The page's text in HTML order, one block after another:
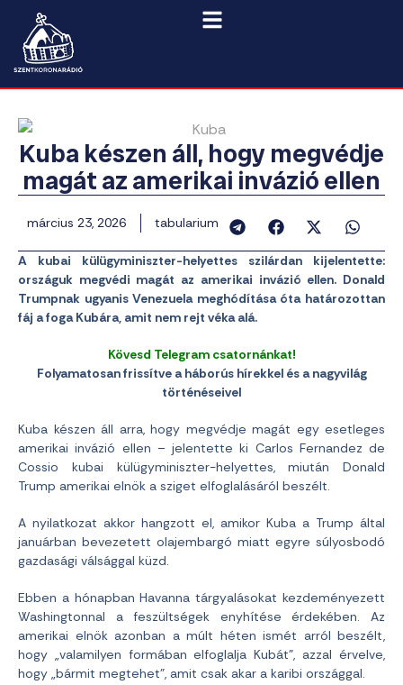
Kuba készen áll, hogy megvédje
magát az amerikai invázió ellen
március 23, 2026 tabularium
A kubai külügyminiszter-helyettes szilárdan kijelentette:
országuk megvédi magát az amerikai invázió ellen. Donald
Trumpnak ugyanis Venezuela meghódítása óta határozottan
fáj a foga Kubára, amit nem rejt véka alá.
Kövesd Telegram csatornánkat!
Folyamatosan frissítve a háborús hírekkel és a nagyvilág
történéseivel
Kuba készen áll arra, hogy megvédje magát egy esetleges
amerikai invázió ellen – jelentette ki Carlos Fernandez de
Cossio kubai külügyminiszter-helyettes, miután Donald
Trump amerikai elnök a sziget elfoglalásáról beszélt.
A nyilatkozat akkor hangzott el, amikor Kuba a Trump által
januárban bevezetett olajembargó miatt egyre súlyosbodó
gazdasági válsággal küzd.
Ebben a hónapban Havanna tárgyalásokat kezdeményezett
Washingtonnal a feszültségek enyhítése érdekében. Az
amerikai elnök azonban a múlt héten ismét arról beszélt,
hogy „valamilyen formában elfoglalja Kubát”, azzal érvelve,
hogy „bármit megtehet”, amit csak akar a karibi országgal.